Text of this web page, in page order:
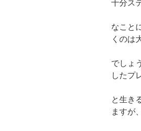
十分ス
なこと
くのは
でしょ
したプ
と生き
ますが